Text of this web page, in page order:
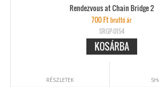
Rendezvous at Chain Bridge 2
700Ftbruttó ár
SRGP-0154
KOSÁRBA
RÉSZLETEK